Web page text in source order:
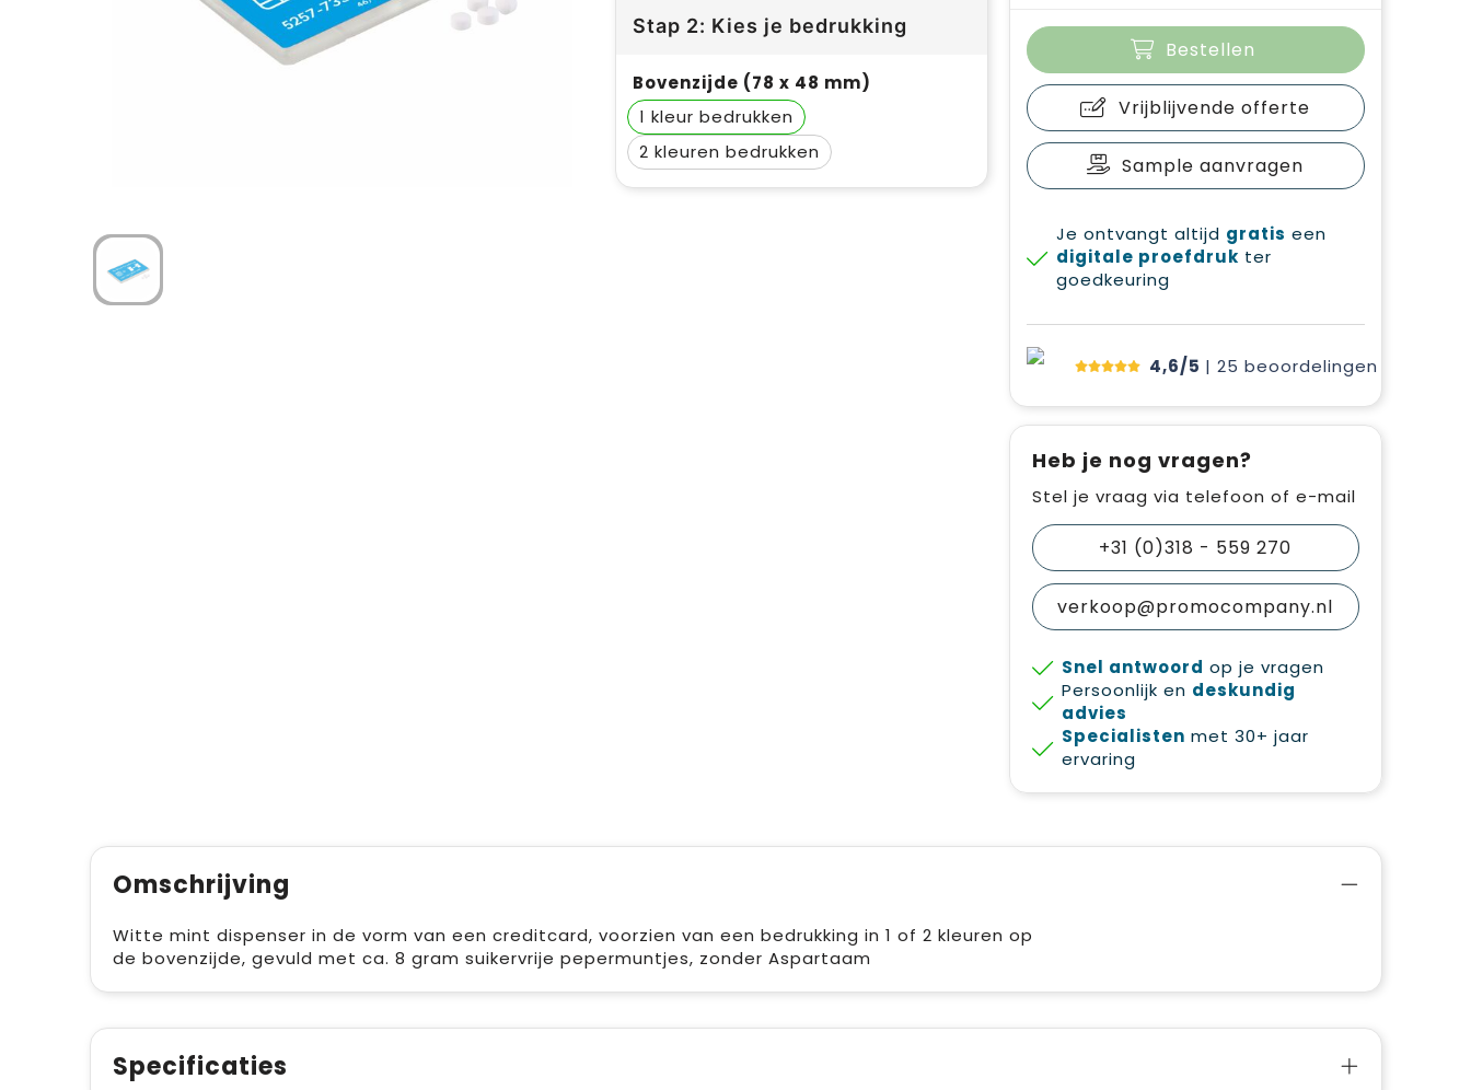
Stap 2: Kies je bedrukking
Bovenzijde (78 x 48 mm)
1
2
Bestellen
Vrijblijvende offerte
Sample aanvragen
Je ontvangt altijd gratis een
digitale proefdruk ter
goedkeuring
4,6/5 | 25 beoordelingen
Heb je nog vragen?
Stel je vraag via telefoon of e-mail
+31 (0)318 - 559 270
verkoop@promocompany.nl
Snel antwoord op je vragen
Persoonlijk en deskundig
advies
Specialisten met 30+ jaar
ervaring
Omschrijving
Witte mint dispenser in de vorm van een creditcard, voorzien van een bedrukking in 1 of 2 kleuren op
de bovenzijde, gevuld met ca. 8 gram suikervrije pepermuntjes, zonder Aspartaam
Specificaties